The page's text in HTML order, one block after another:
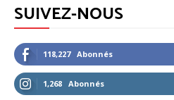
SUIVEZ-NOUS
118,227 Abonnés
1,268 Abonnés